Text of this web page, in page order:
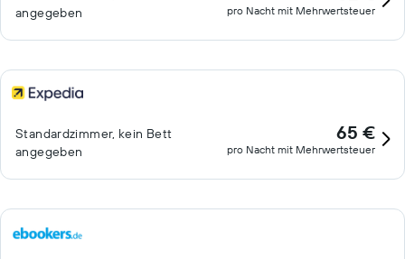
angegeben
pro Nacht mit Mehrwertsteuer
Standardzimmer, kein Bett
angegeben
65 €
pro Nacht mit Mehrwertsteuer